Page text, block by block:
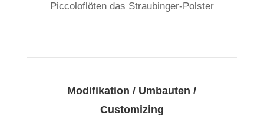
Piccoloflöten das Straubinger-Polster
Modifikation / Umbauten /
Customizing